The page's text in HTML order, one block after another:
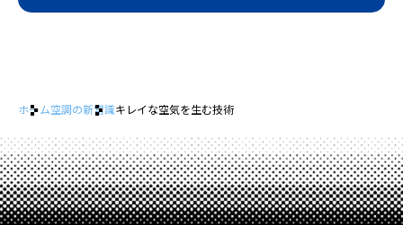
ホーム空調の新常識キレイな空気を生む技術